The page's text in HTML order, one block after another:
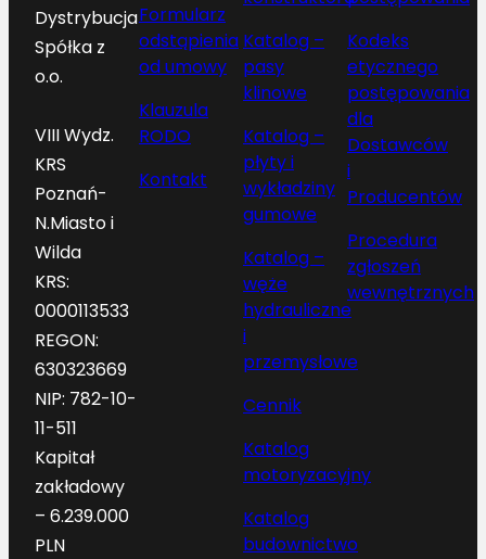
Dystrybucja
Spółka z
o.o.
VIII Wydz.
KRS
Poznań-
N.Miasto i
Wilda
KRS:
0000113533
REGON:
630323669
NIP: 782-10-
11-511
Kapitał
zakładowy
– 6.239.000
PLN
Formularz
odstąpienia
od umowy
Klauzula
RODO
Kontakt
Katalog –
pasy
klinowe
Katalog –
płyty i
wykładziny
gumowe
Katalog –
węże
hydrauliczne
i
przemysłowe
Cennik
Katalog
motoryzacyjny
Katalog
budownictwo
Kodeks
etycznego
postępowania
dla
Dostawców
i
Producentów
Procedura
zgłoszeń
wewnętrznych